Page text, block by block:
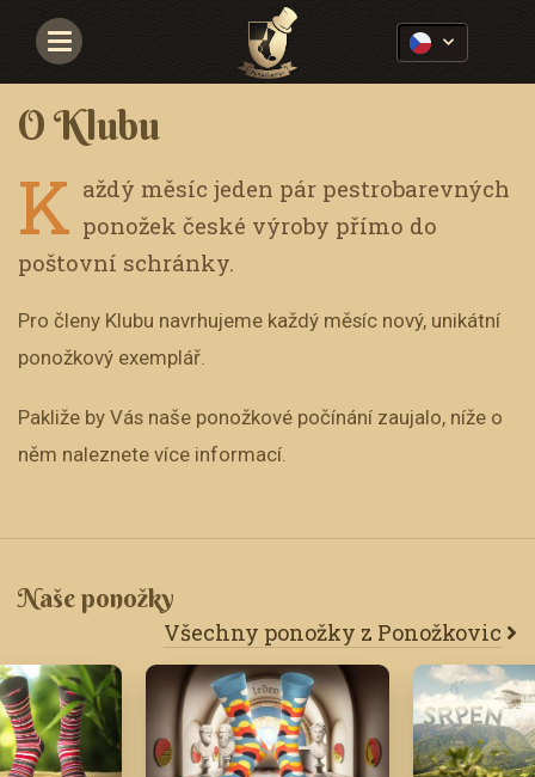
Navigace
O Klubu
K aždý měsíc jeden pár pestrobarevných
ponožek české výroby přímo do
poštovní schránky.
Pro členy Klubu navrhujeme každý měsíc nový, unikátní
ponožkový exemplář.
Pakliže by Vás naše ponožkové počínání zaujalo, níže o
něm naleznete více informací.
Naše ponožky
Všechny ponožky z Ponožkovic